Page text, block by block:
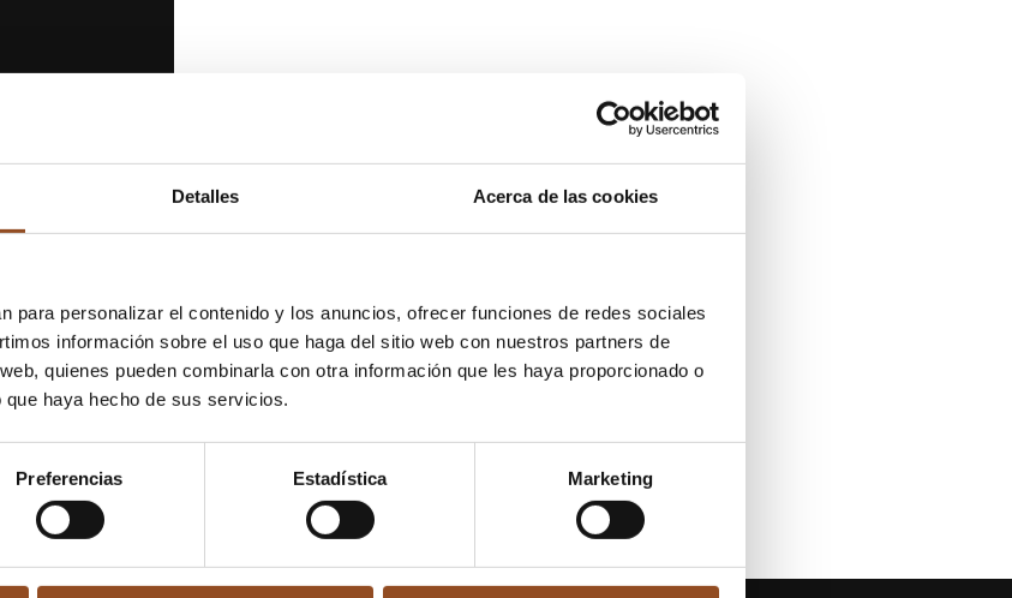
Detalles Acerca de las cookies
para personalizar el contenido y los anuncios, ofrecer funciones de redes sociales
información sobre el uso que haga del sitio web con nuestros partners de
quienes pueden combinarla con otra información que les haya proporcionado o
haya hecho de sus servicios.
Preferencias Estadística Marketing